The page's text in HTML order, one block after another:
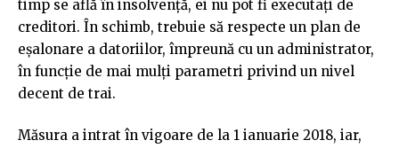
timp se află în insolvenţă, ei nu pot fi executaţi de
creditori. În schimb, trebuie să respecte un plan de
eşalonare a datoriilor, împreună cu un administrator,
în funcţie de mai mulţi parametri privind un nivel
decent de trai.
Măsura a intrat în vigoare de la 1 ianuarie 2018, iar,